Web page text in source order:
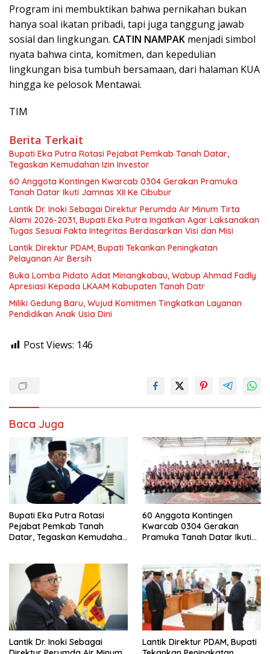
Program ini membuktikan bahwa pernikahan bukan
hanya soal ikatan pribadi, tapi juga tanggung jawab
sosial dan lingkungan. CATIN NAMPAK menjadi simbol
nyata bahwa cinta, komitmen, dan kepedulian
lingkungan bisa tumbuh bersamaan, dari halaman KUA
hingga ke pelosok Mentawai.
TIM
Berita Terkait
Bupati Eka Putra Rotasi Pejabat Pemkab Tanah Datar,
Tegaskan Kemudahan Izin Investor
60 Anggota Kontingen Kwarcab 0304 Gerakan Pramuka
Tanah Datar Ikuti Jamnas XII Ke Cibubur
Lantik Dr. Inoki Sebagai Direktur Perumda Air Minum Tirta
Alami 2026-2031, Bupati Eka Putra Ingatkan Agar Laksanakan
Tugas Sesuai Fakta Integritas Berdasarkan Visi dan Misi
Lantik Direktur PDAM, Bupati Tekankan Peningkatan
Pelayanan Air Bersih
Buka Lomba Pidato Adat Minangkabau, Wabup Ahmad Fadly
Apresiasi Kepada LKAAM Kabupaten Tanah Datr
Miliki Gedung Baru, Wujud Komitmen Tingkatkan Layanan
Pendidikan Anak Usia Dini
Post Views: 146
Baca Juga
Bupati Eka Putra Rotasi
Pejabat Pemkab Tanah
Datar, Tegaskan Kemudahan
60 Anggota Kontingen
Kwarcab 0304 Gerakan
Pramuka Tanah Datar Ikuti
Lantik Dr. Inoki Sebagai
Lantik Direktur PDAM, Bupati